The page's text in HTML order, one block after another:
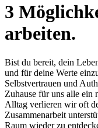
3
arbeiten.
Bist du bereit, dein
und für deine Werte
Selbstvertrauen und
Zuhause für uns alle ein
Alltag verlieren wir oft
Zusammenarbeit
Raum wieder zu